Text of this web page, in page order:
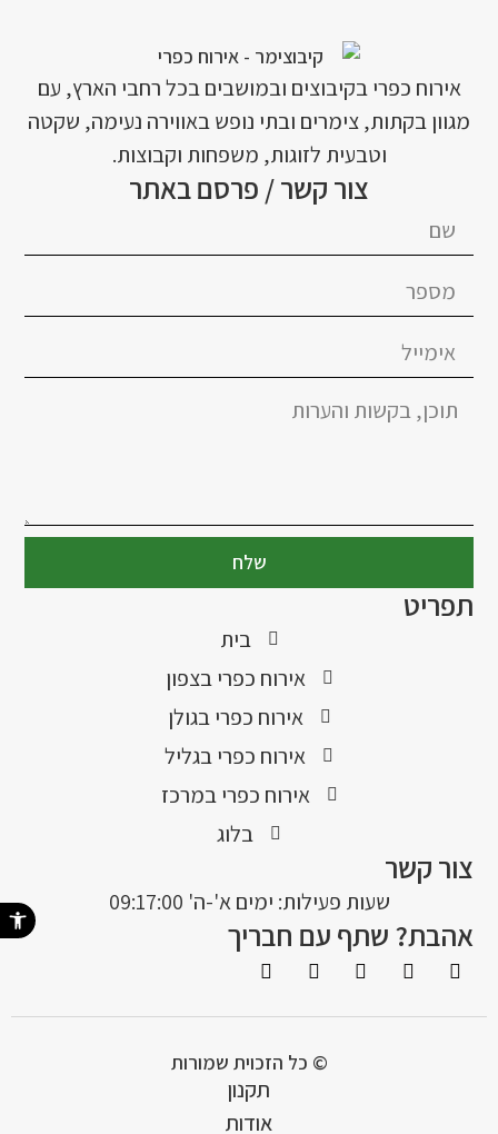
אירוח כפרי בקיבוצים ובמושבים בכל רחבי הארץ, עם
מגוון בקתות, צימרים ובתי נופש באווירה נעימה, שקטה
וטבעית לזוגות, משפחות וקבוצות.
צור קשר / פרסם באתר
שלח
תפריט
בית
אירוח כפרי בצפון
אירוח כפרי בגולן
אירוח כפרי בגליל
אירוח כפרי במרכז
בלוג
צור קשר
שעות פעילות: ימים א'-ה' 09:17:00
אהבת? שתף עם חבריך
© כל הזכוית שמורות
תקנון
אודות
פתח סרגל